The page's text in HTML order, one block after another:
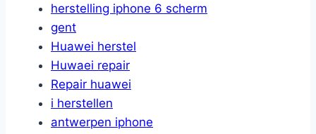
herstelling iphone 6 scherm
gent
Huawei herstel
Huwaei repair
Repair huawei
i herstellen
antwerpen iphone